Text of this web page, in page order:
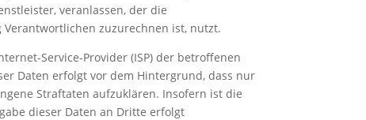
veranlassen, der die
zuzurechnen ist, nutzt.
Service-Provider (ISP) der betroffenen
Daten erfolgt vor dem Hintergrund, dass nur
Straftaten aufzuklären. Insofern ist die
dieser Daten an Dritte erfolgt